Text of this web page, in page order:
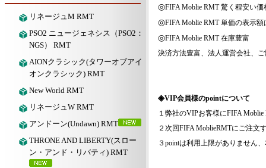
リネージュM RMT
PSO2 ニュージェネシス（PSO2：
NGS） RMT
AIONクラシック(タワーオブアイ
オンクラシック) RMT
New World RMT
リネージュW RMT
アンドーン(Undawn) RMT
THRONE AND LIBERTY(スロー
ン・アンド・リバティ) RMT
◎FIFA Moblie RMT 驚く程安い価
◎FIFA Moblie RMT 単価の表示
◎FIFA Moblie RMT 在庫豊富
決済方法豊富、法人運営会社、
◈VIP会員様のpointについて
１弊社のVIPお客様にFIFA Moblie
２次回FIFA MoblieRMTにご注文
３ pointは利用上限がありません